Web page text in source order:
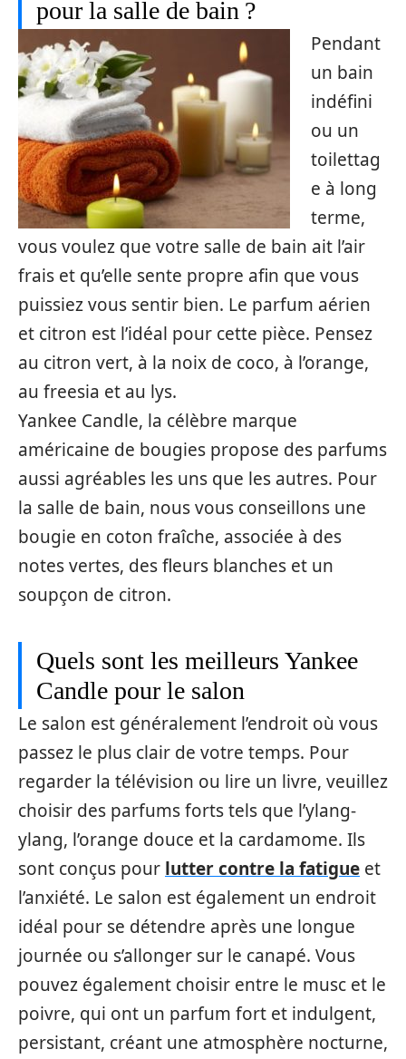
pour la salle de bain ?
Pendant
un bain
indéfini
ou un
toilettag
e à long
terme,
vous voulez que votre salle de bain ait l’air
frais et qu’elle sente propre afin que vous
puissiez vous sentir bien. Le parfum aérien
et citron est l’idéal pour cette pièce. Pensez
au citron vert, à la noix de coco, à l’orange,
au freesia et au lys.
Yankee Candle, la célèbre marque
américaine de bougies propose des parfums
aussi agréables les uns que les autres. Pour
la salle de bain, nous vous conseillons une
bougie en coton fraîche, associée à des
notes vertes, des fleurs blanches et un
soupçon de citron.
Quels sont les meilleurs Yankee
Candle pour le salon
Le salon est généralement l’endroit où vous
passez le plus clair de votre temps. Pour
regarder la télévision ou lire un livre, veuillez
choisir des parfums forts tels que l’ylang-
ylang, l’orange douce et la cardamome. Ils
sont conçus pour lutter contre la fatigue et
l’anxiété. Le salon est également un endroit
idéal pour se détendre après une longue
journée ou s’allonger sur le canapé. Vous
pouvez également choisir entre le musc et le
poivre, qui ont un parfum fort et indulgent,
persistant, créant une atmosphère nocturne,